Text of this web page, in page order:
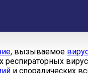
, вызываемое
респираторных
и спорадических